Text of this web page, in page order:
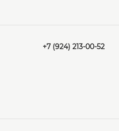
+7 (924) 213-00-52